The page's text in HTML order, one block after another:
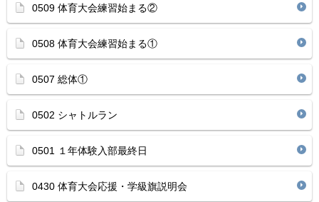
0509 体育大会練習始まる②
0508 体育大会練習始まる①
0507 総体①
0502 シャトルラン
0501 １年体験入部最終日
0430 体育大会応援・学級旗説明会